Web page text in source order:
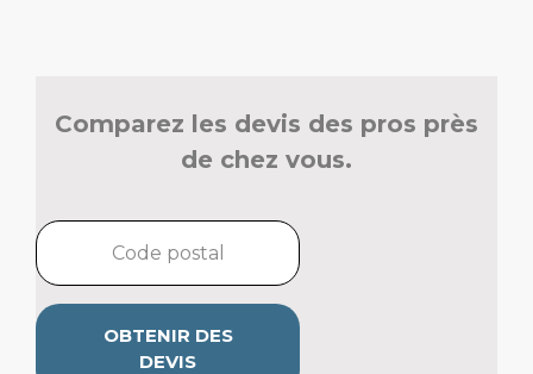
Comparez les devis des pros près
de chez vous.
OBTENIR DES
DEVIS